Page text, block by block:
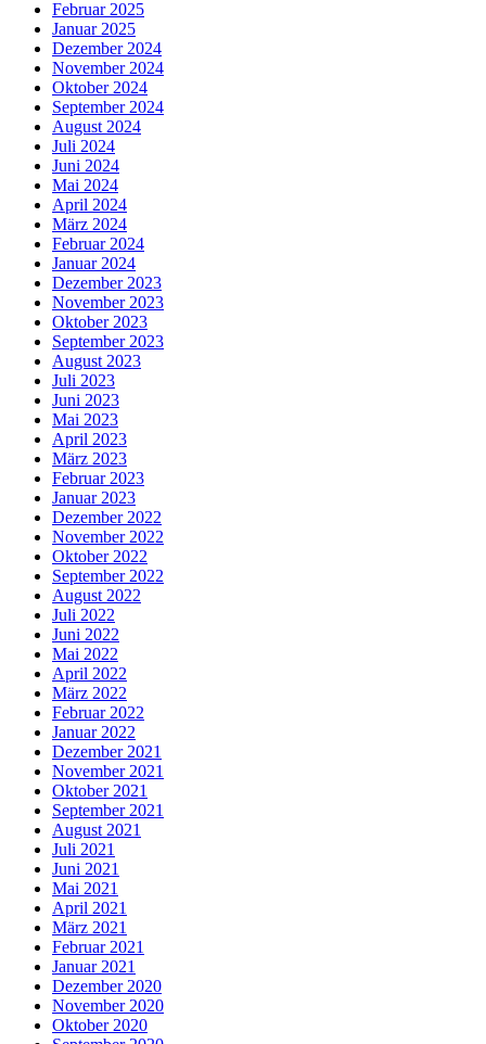
Februar 2025
Januar 2025
Dezember 2024
November 2024
Oktober 2024
September 2024
August 2024
Juli 2024
Juni 2024
Mai 2024
April 2024
März 2024
Februar 2024
Januar 2024
Dezember 2023
November 2023
Oktober 2023
September 2023
August 2023
Juli 2023
Juni 2023
Mai 2023
April 2023
März 2023
Februar 2023
Januar 2023
Dezember 2022
November 2022
Oktober 2022
September 2022
August 2022
Juli 2022
Juni 2022
Mai 2022
April 2022
März 2022
Februar 2022
Januar 2022
Dezember 2021
November 2021
Oktober 2021
September 2021
August 2021
Juli 2021
Juni 2021
Mai 2021
April 2021
März 2021
Februar 2021
Januar 2021
Dezember 2020
November 2020
Oktober 2020